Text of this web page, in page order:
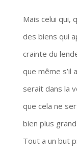
Mais celui qui,
des biens qui
crainte du
que même s’il
serait dans la
que cela ne
bien plus
Tout a un but